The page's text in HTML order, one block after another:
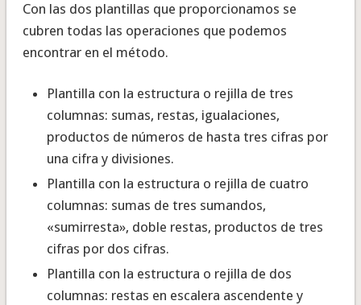
Con las dos plantillas que proporcionamos se
cubren todas las operaciones que podemos
encontrar en el método.
Plantilla con la estructura o rejilla de tres
columnas: sumas, restas, igualaciones,
productos de números de hasta tres cifras por
una cifra y divisiones.
Plantilla con la estructura o rejilla de cuatro
columnas: sumas de tres sumandos,
«sumirresta», doble restas, productos de tres
cifras por dos cifras.
Plantilla con la estructura o rejilla de dos
columnas: restas en escalera ascendente y